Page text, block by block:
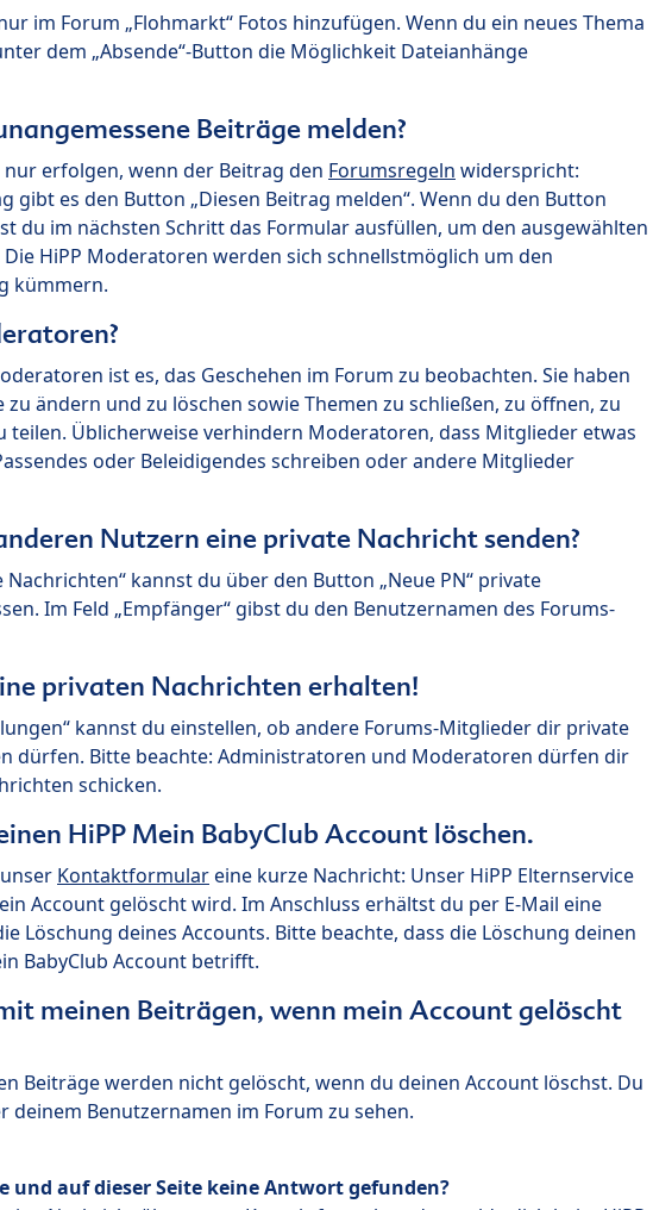
im Forum „Flohmarkt“ Fotos hinzufügen. Wenn du ein neues Thema
dem „Absende“-Button die Möglichkeit Dateianhänge
Beiträge melden?
erfolgen, wenn der Beitrag den Forumsregeln widerspricht:
gibt es den Button „Diesen Beitrag melden“. Wenn du den Button
du im nächsten Schritt das Formular ausfüllen, um den ausgewählten
HiPP Moderatoren werden sich schnellstmöglich um den
kümmern.
ist es, das Geschehen im Forum zu beobachten. Sie haben
zu ändern und zu löschen sowie Themen zu schließen, zu öffnen, zu
teilen. Üblicherweise verhindern Moderatoren, dass Mitglieder etwas
oder Beleidigendes schreiben oder andere Mitglieder
Nutzern eine private Nachricht senden?
Nachrichten“ kannst du über den Button „Neue PN“ private
Im Feld „Empfänger“ gibst du den Benutzernamen des Forums-
privaten Nachrichten erhalten!
kannst du einstellen, ob andere Forums-Mitglieder dir private
dürfen. Bitte beachte: Administratoren und Moderatoren dürfen dir
schicken.
HiPP Mein BabyClub Account löschen.
Kontaktformulareine kurze Nachricht: Unser HiPP Elternservice
Account gelöscht wird. Im Anschluss erhältst du per E-Mail eine
Löschung deines Accounts. Bitte beachte, dass die Löschung deinen
BabyClub Account betrifft.
meinen Beiträgen, wenn mein Account gelöscht
Beiträge werden nicht gelöscht, wenn du deinen Account löschst. Du
deinem Benutzernamen im Forum zu sehen.
und auf dieser Seite keine Antwort gefunden?